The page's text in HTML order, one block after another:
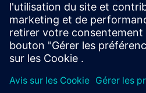
for precision research and
enables controlled experiments
En savoir plus